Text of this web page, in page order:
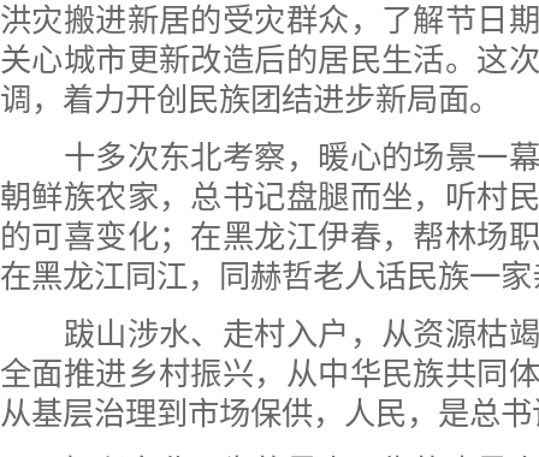
洪灾搬进新居的受灾群众，了解节日
关心城市更新改造后的居民生活。这
调，着力开创民族团结进步新局面。
十多次东北考察，暖心的场景一幕
朝鲜族农家，总书记盘腿而坐，听村
的可喜变化；在黑龙江伊春，帮林场
在黑龙江同江，同赫哲老人话民族一
跋山涉水、走村入户，从资源枯竭
全面推进乡村振兴，从中华民族共同
从基层治理到市场保供，人民，是总